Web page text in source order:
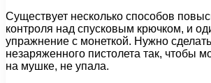
Существует несколько способов
контроля над спусковым крючком, и
упражнение с монеткой. Нужно
незаряженного пистолета так, чтобы
на мушке, не упала.